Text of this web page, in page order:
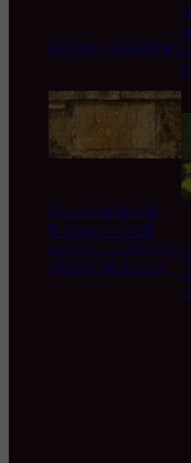
Domaine d’Aupilhac
Une bouteille de
Romanée-Conti
adjugée 558.000
dollars, un record